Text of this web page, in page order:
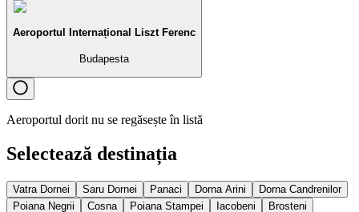
Aeroportul Internațional Liszt Ferenc
Budapesta
Aeroportul dorit nu se regăsește în listă
Selectează destinația
Vatra Dornei Saru Dornei Panaci Dorna Arini
Dorna Candrenilor
Poiana Negrii
Cosna Poiana Stampei Iacobeni
Brosteni